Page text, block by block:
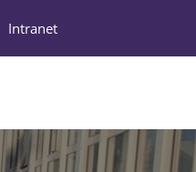
Intranet